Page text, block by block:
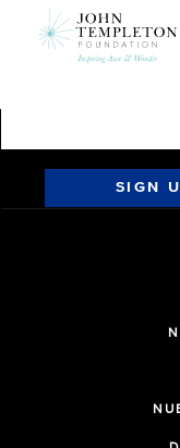
SIGN